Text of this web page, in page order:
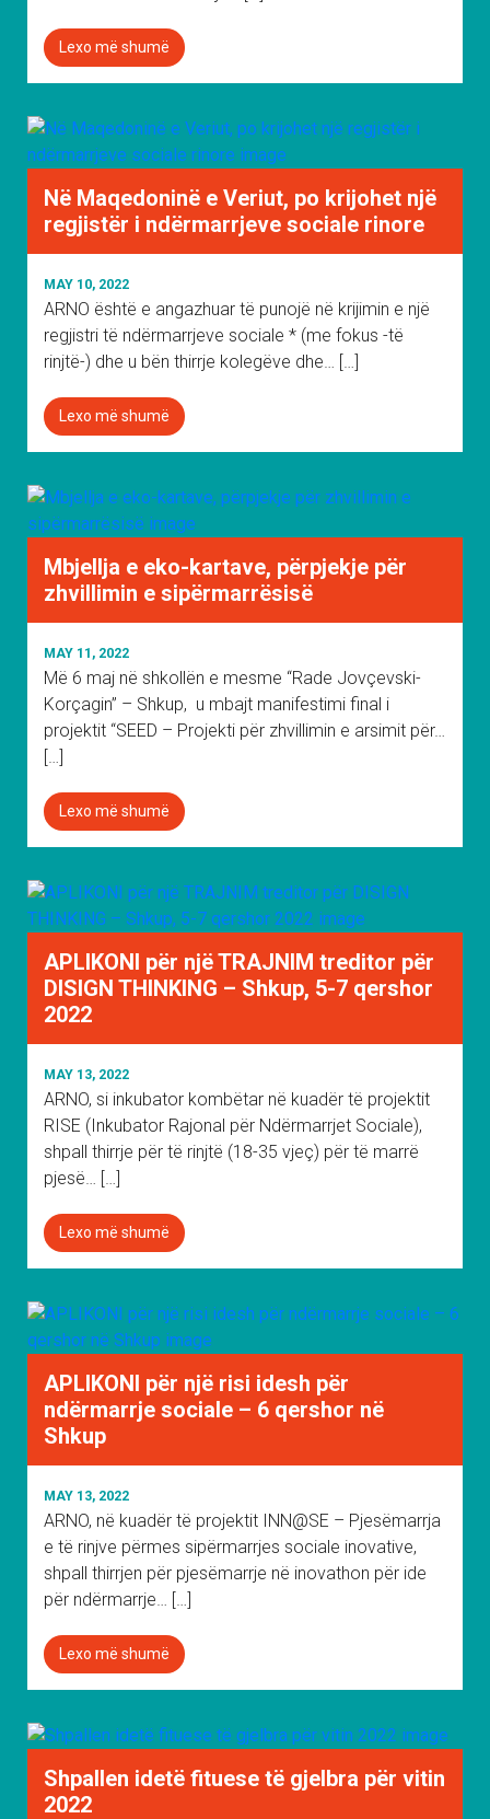
Lexo më shumë
Në Maqedoninë e Veriut, po krijohet një
regjistër i ndërmarrjeve sociale rinore
MAY 10, 2022
ARNO është e angazhuar të punojë në krijimin e një
regjistri të ndërmarrjeve sociale * (me fokus -të
rinjtë-) dhe u bën thirrje kolegëve dhe… […]
Lexo më shumë
Mbjellja e eko-kartave, përpjekje për
zhvillimin e sipërmarrësisë
MAY 11, 2022
Më 6 maj në shkollën e mesme “Rade Jovçevski-
Korçagin” – Shkup, u mbajt manifestimi final i
projektit “SEED – Projekti për zhvillimin e arsimit për…
[…]
Lexo më shumë
APLIKONI për një TRAJNIM treditor për
DISIGN THINKING – Shkup, 5-7 qershor
2022
MAY 13, 2022
ARNO, si inkubator kombëtar në kuadër të projektit
RISE (Inkubator Rajonal për Ndërmarrjet Sociale),
shpall thirrje për të rinjtë (18-35 vjeç) për të marrë
pjesë… […]
Lexo më shumë
APLIKONI për një risi idesh për
ndërmarrje sociale – 6 qershor në
Shkup
MAY 13, 2022
ARNO, në kuadër të projektit INN@SE – Pjesëmarrja
e të rinjve përmes sipërmarrjes sociale inovative,
shpall thirrjen për pjesëmarrje në inovathon për ide
për ndërmarrje… […]
Lexo më shumë
Shpallen idetë fituese të gjelbra për vitin
2022